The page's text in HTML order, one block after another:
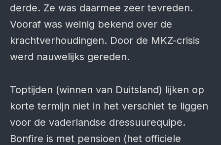
derde. Ze was daarmee zeer tevreden.
Vooraf was weinig bekend over de
krachtverhoudingen. Door de MKZ-crisis
werd nauwelijks gereden.
Toptijden (winnen van Duitsland) lijken op
korte termijn niet in het verschiet te liggen
voor de vaderlandse dressuurequipe.
Bonfire is met pensioen (het officiele